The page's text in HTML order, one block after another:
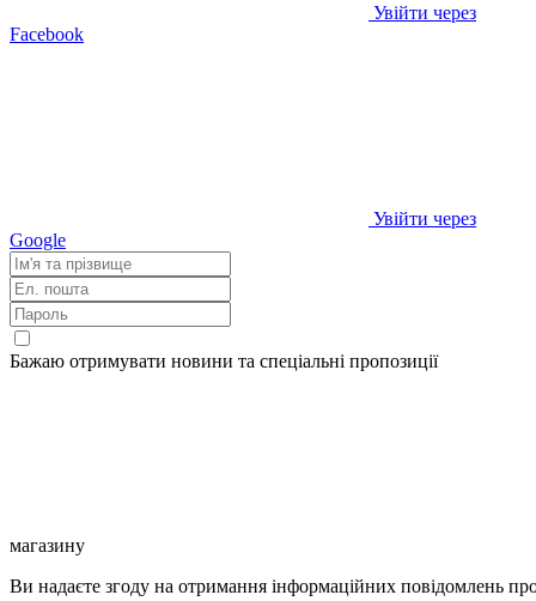
Увійти через
Facebook
Увійти через
Google
Бажаю отримувати новини та спеціальні пропозиції
магазину
Ви надаєте згоду на отримання інформаційних повідомлень